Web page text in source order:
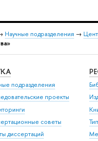
Научные подразделения →
подразделения
проекты
советы
диссертаций